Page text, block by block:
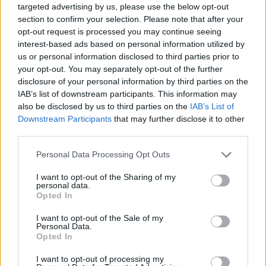
targeted advertising by us, please use the below opt-out
section to confirm your selection. Please note that after your
opt-out request is processed you may continue seeing
interest-based ads based on personal information utilized by
us or personal information disclosed to third parties prior to
your opt-out. You may separately opt-out of the further
disclosure of your personal information by third parties on the
IAB’s list of downstream participants. This information may
also be disclosed by us to third parties on the IAB’s List of
Downstream Participants that may further disclose it to other
Personal Data Processing Opt Outs
I want to opt-out of the Sharing of my
personal data.
Opted In
I want to opt-out of the Sale of my
Personal Data.
Opted In
I want to opt-out of processing my
Mennyi élelmiszert dobnak a kukába a magyarok?
2016 óta 27 százalékkal csökkent a háztartások élelmiszerpazarlása,
Campus life
Kurucz-Gáspár Tünde